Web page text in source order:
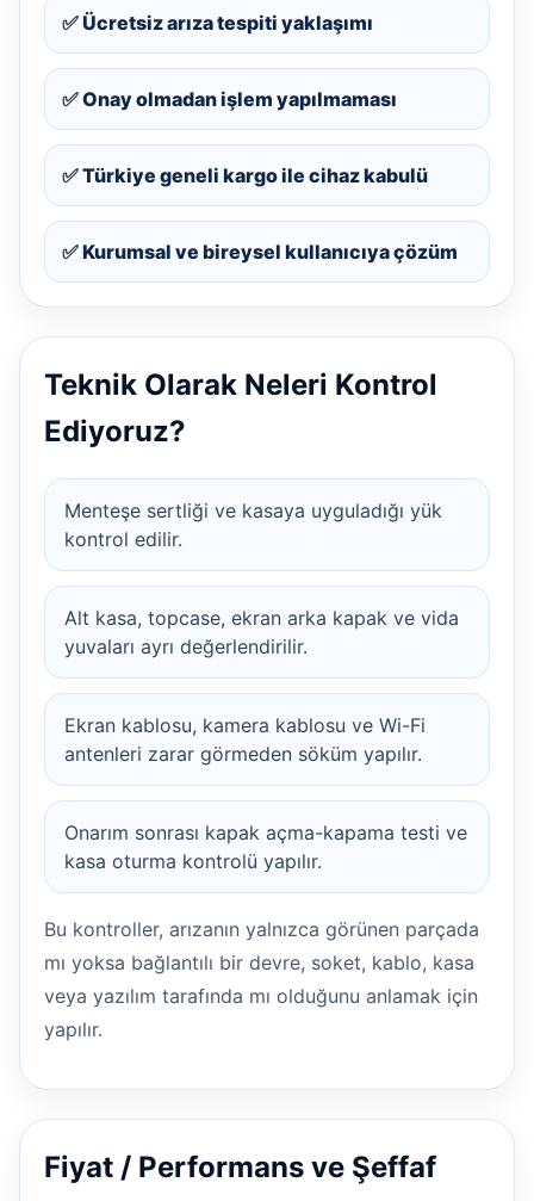
✅ Ücretsiz arıza tespiti yaklaşımı
✅ Onay olmadan işlem yapılmaması
✅ Türkiye geneli kargo ile cihaz kabulü
✅ Kurumsal ve bireysel kullanıcıya çözüm
Teknik Olarak Neleri Kontrol
Ediyoruz?
Menteşe sertliği ve kasaya uyguladığı yük
kontrol edilir.
Alt kasa, topcase, ekran arka kapak ve vida
yuvaları ayrı değerlendirilir.
Ekran kablosu, kamera kablosu ve Wi-Fi
antenleri zarar görmeden söküm yapılır.
Onarım sonrası kapak açma-kapama testi ve
kasa oturma kontrolü yapılır.
Bu kontroller, arızanın yalnızca görünen parçada
mı yoksa bağlantılı bir devre, soket, kablo, kasa
veya yazılım tarafında mı olduğunu anlamak için
yapılır.
Fiyat / Performans ve Şeffaf